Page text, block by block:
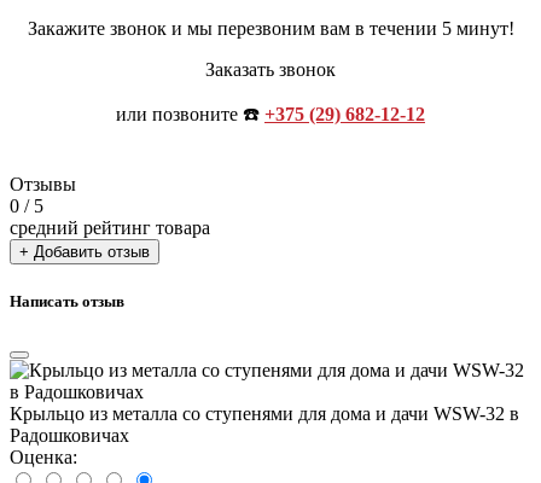
Закажите звонок и мы перезвоним вам в течении 5 минут!
Заказать звонок
или позвоните ☎️ +375 (29) 682-12-12
Отзывы
0 / 5
средний рейтинг товара
+ Добавить отзыв
Написать отзыв
Крыльцо из металла со ступенями для дома и дачи WSW-32 в
Радошковичах
Оценка: